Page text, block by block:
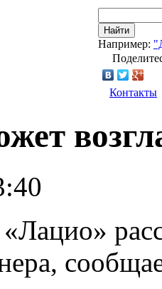
Найти
Например:
Контакты